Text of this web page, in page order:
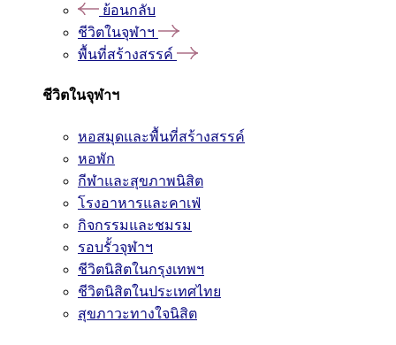
ย้อนกลับ
ชีวิตในจุฬาฯ
พื้นที่สร้างสรรค์
ชีวิตในจุฬาฯ
หอสมุดและพื้นที่สร้างสรรค์
หอพัก
กีฬาและสุขภาพนิสิต
โรงอาหารและคาเฟ่
กิจกรรมและชมรม
รอบรั้วจุฬาฯ
ชีวิตนิสิตในกรุงเทพฯ
ชีวิตนิสิตในประเทศไทย
สุขภาวะทางใจนิสิต